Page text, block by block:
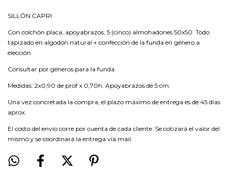
SILLÓN CAPRI
Con colchón placa, apoyabrazos, 5 (cinco) almohadones 50x50. Todo
tapizado en algodón natural + confección de la funda en género a
elección.
Consultar por géneros para la funda.
Medidas: 2x0,90 de prof x 0,70h. Apoyabrazos de 5 cm.
Una vez concretada la compra, el plazo máximo de entrega es de 45 días
aprox.
El costo del envio corre por cuenta de cada cliente. Se cotizará el valor del
mismo y se coordinará la entrega vía mail.